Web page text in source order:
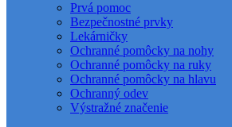
Prvá pomoc
Bezpečnostné prvky
Lekárničky
Ochranné pomôcky na nohy
Ochranné pomôcky na ruky
Ochranné pomôcky na hlavu
Ochranný odev
Výstražné značenie